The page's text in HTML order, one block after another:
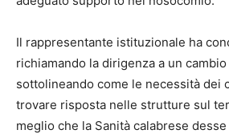
Il rappresentante istituzionale ha
richiamando la dirigenza a un
sottolineando come le necessità dei
trovare risposta nelle strutture sul
meglio che la Sanità calabrese